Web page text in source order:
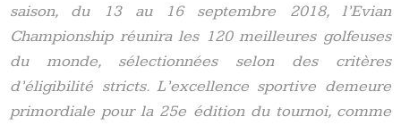
saison, du 13 au 16 septembre 2018, l’Evian
Championship réunira les 120 meilleures golfeuses
du monde, sélectionnées selon des critères
d’éligibilité stricts. L’excellence sportive demeure
primordiale pour la 25e édition du tournoi, comme